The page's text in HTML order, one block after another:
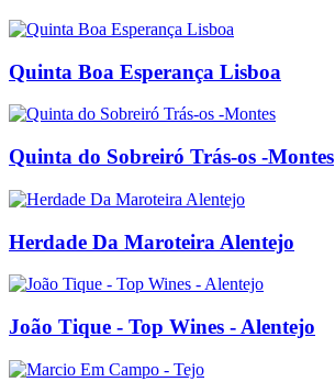
Quinta Boa Esperança Lisboa
Quinta do Sobreiró Trás-os -Montes
Herdade Da Maroteira Alentejo
João Tique - Top Wines - Alentejo